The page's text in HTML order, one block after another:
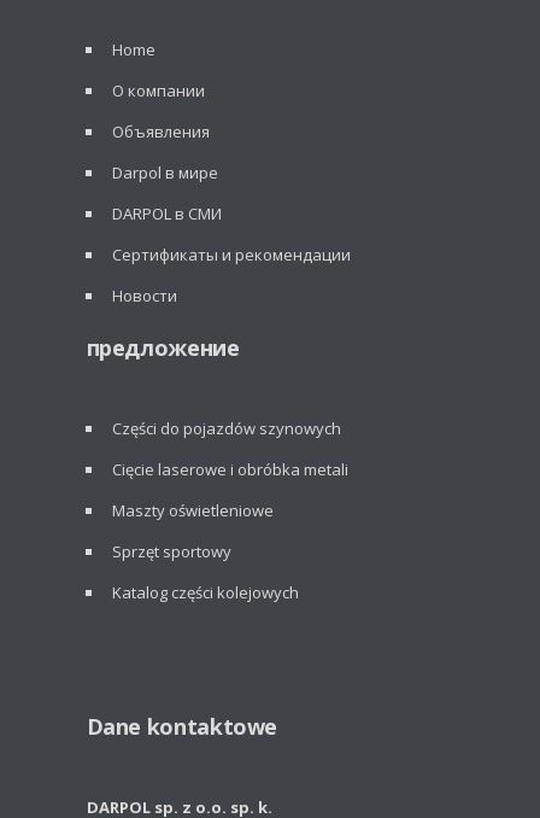
Home
О компании
Объявления
Darpol в мире
DARPOL в СМИ
Сертификаты и рекомендации
Новости
предложение
Części do pojazdów szynowych
Cięcie laserowe i obróbka metali
Maszty oświetleniowe
Sprzęt sportowy
Katalog części kolejowych
Dane kontaktowe
DARPOL sp. z o.o. sp. k.